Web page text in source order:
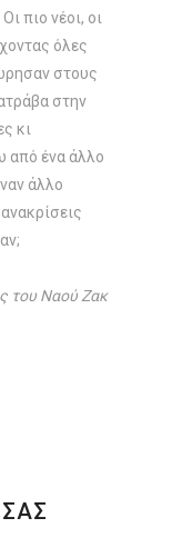
πιο νέοι, οι
όλες
στους
στην
κι
από ένα άλλο
άλλο
του Ναού Ζακ